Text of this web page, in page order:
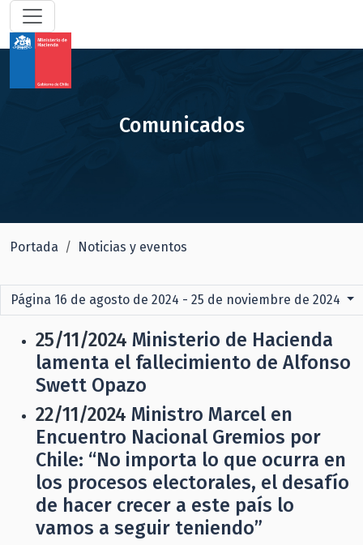
Comunicados
Portada Noticias y eventos
Página 16 de agosto de 2024 - 25 de noviembre de 2024
25/11/2024 Ministerio de Hacienda
lamenta el fallecimiento de Alfonso
Swett Opazo
22/11/2024 Ministro Marcel en
Encuentro Nacional Gremios por
Chile: “No importa lo que ocurra en
los procesos electorales, el desafío
de hacer crecer a este país lo
vamos a seguir teniendo”